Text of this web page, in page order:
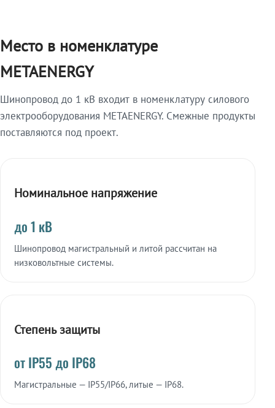
Место в номенклатуре
METAENERGY
Шинопровод до 1 кВ входит в номенклатуру силового
электрооборудования METAENERGY. Смежные продукты
поставляются под проект.
Номинальное напряжение
до 1 кВ
Шинопровод магистральный и литой рассчитан на
низковольтные системы.
Степень защиты
от IP55 до IP68
Магистральные — IP55/IP66, литые — IP68.